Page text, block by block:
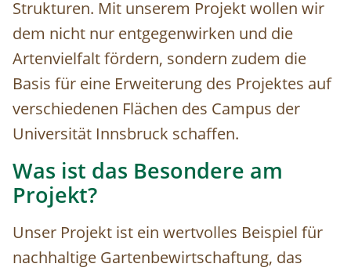
Strukturen. Mit unserem Projekt wollen wir
dem nicht nur entgegenwirken und die
Artenvielfalt fördern, sondern zudem die
Basis für eine Erweiterung des Projektes auf
verschiedenen Flächen des Campus der
Universität Innsbruck schaffen.
Was ist das Besondere am
Projekt?
Unser Projekt ist ein wertvolles Beispiel für
nachhaltige Gartenbewirtschaftung, das